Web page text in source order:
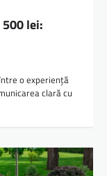
lei:
o experiență
clară cu